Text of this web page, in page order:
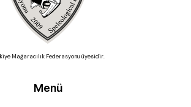
Mağaracılık Federasyonu üyesidir.
Menü